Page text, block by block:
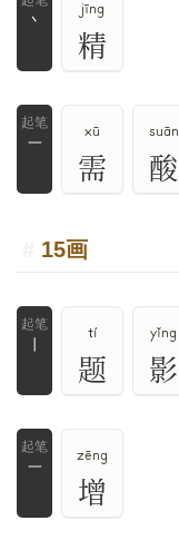
丶
jīng
精
一
xū
需
suān
酸
15画
tí
题
yǐng
影
一
zēng
增